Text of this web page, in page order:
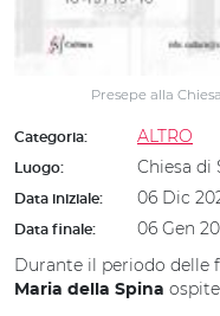
Presepe alla
Categoria: ALTRO
Luogo: Chiesa di
Data iniziale: 06 Dic
Data finale:
06 Gen
Durante il periodo delle
Maria della Spina